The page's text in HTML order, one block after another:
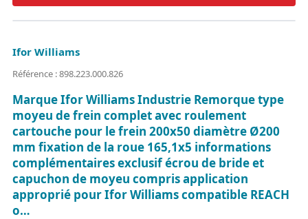
Ifor Williams
Référence : 898.223.000.826
Marque Ifor Williams Industrie Remorque type
moyeu de frein complet avec roulement
cartouche pour le frein 200x50 diamètre Ø200
mm fixation de la roue 165,1x5 informations
complémentaires exclusif écrou de bride et
capuchon de moyeu compris application
approprié pour Ifor Williams compatible REACH
o…